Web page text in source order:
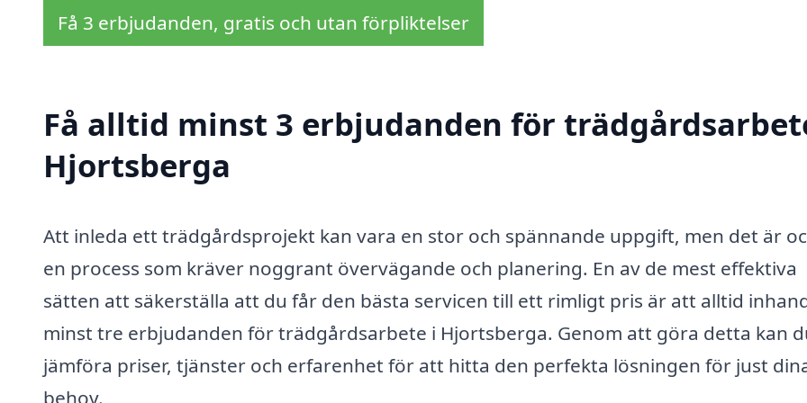
Få 3 erbjudanden, gratis och utan förpliktelser
Få alltid minst 3 erbjudanden för
Hjortsberga
Att inleda ett trädgårdsprojekt kan vara en stor och spännande uppgift, men det är
en process som kräver noggrant övervägande och planering. En av de mest effektiva
sätten att säkerställa att du får den bästa servicen till ett rimligt pris är att alltid
minst tre erbjudanden för trädgårdsarbete i Hjortsberga. Genom att göra detta kan
jämföra priser, tjänster och erfarenhet för att hitta den perfekta lösningen för just
behov.